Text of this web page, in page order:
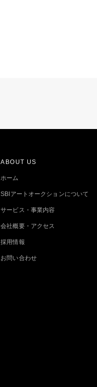
ABOUT US
ホーム
SBIアートオークションについて
サービス・事業内容
会社概要・アクセス
採用情報
お問い合わせ